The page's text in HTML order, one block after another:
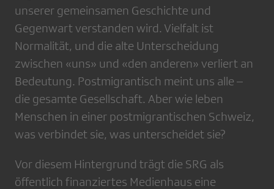
unserer gemeinsamen Geschichte und
Gegenwart verstanden wird. Vielfalt ist
Normalität, und die alte Unterscheidung
zwischen «uns» und «den anderen» verliert an
Bedeutung. Postmigrantisch meint uns alle –
die gesamte Gesellschaft. Aber wie leben
Menschen in einer postmigrantischen Schweiz,
was verbindet sie, was unterscheidet sie?
Vor diesem Hintergrund trägt die SRG als
öffentlich finanziertes Medienhaus eine